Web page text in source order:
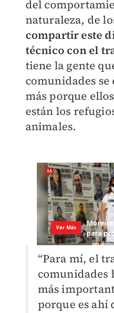
del
naturaleza, de
compartir este
técnico con el
tiene la gente
comunidades
más porque
están los
animales.
“Para mí, el
comunidades
más
porque es ahí